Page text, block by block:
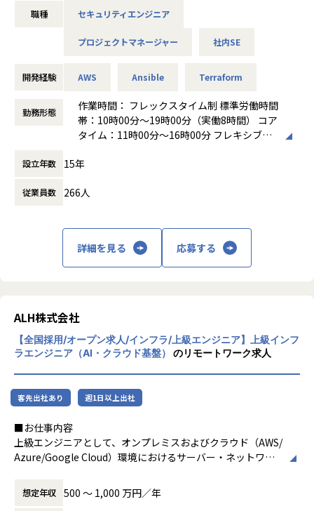
・会員数1,000万人を超えるサービスの大規模トラフィック
を支えるインフラの設計・運用に携われます
・億単位の学習レコードを扱う「学習×ビッグデータ」の領
領域でSREとしてのスキルを磨けます
り組めます
・大きな裁量を持って、インフラのモダナイゼーションを推
【業務の変更の範囲】
ココナラ経済圏構想の元で事業の多角化を通じてすべてが揃
することを目指します。
事業（SaaS事業）を展開しています。
◉Value
詳細はこちらをご覧ください。
・社内情報システムの計画・推進
・インシデントに対するプロアクティブ・リアクティブな分
情報システムグループ全体（CIT・CSIRT）のマネージャー
をお任せします。
・部門の方針・技術ロードマップ策定、インフラコスト管理
・プロジェクトマネジメント：方針決定、スケジュール作
成・進捗管理
・ピープルマネジメント：目標設定・評価、1on1、メンバ
ー育成、文化/マインドの熟成、採用
活動
【組織・チームのミッション】・社内情報システムの計画・
推進
・インシデントに対するプロアクティブ・リアクティブな分
析および対処【職務内容】情報システムグループ全体（CI
職種 セキュリティエンジニア
プロジェクトマネージャー 社内SE
開発経験 AWS Ansible Terraform
勤務形態
作業時間： フレックスタイム制 標準労働時間
帯：10時00分～19時00分（実働8時間） コア
タイム：11時00分～16時00分 フレキシブル
働き方：
休憩時間： 60分
設立年数 15年
従業員数 266人
詳細を見る 応募する
ALH株式会社
【全国採用/オープン求人/インフラ/上級エンジニア】上級インフ
ラエンジニア（AI・クラウド基盤）
のリモートワーク求人
客先出社あり 週1日以上出社
■お仕事内容
上級エンジニアとして、オンプレミスおよびクラウド（AWS/
Azure/Google Cloud）環境におけるサーバー・ネットワー
単なるインフラ構築に留まらず、AIによる障害予測、自動
想定年収 500 〜 1,000 万円／年